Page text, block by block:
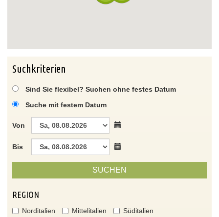
Suchkriterien
Sind Sie flexibel? Suchen ohne festes Datum
Suche mit festem Datum
Von
Bis
SUCHEN
REGION
Norditalien Mittelitalien Süditalien